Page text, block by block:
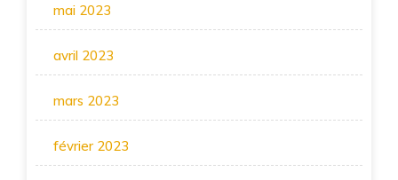
mai 2023
avril 2023
mars 2023
février 2023